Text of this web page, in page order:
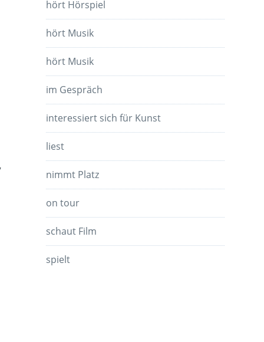
hört Hörspiel
hört Musik
hört Musik
im Gespräch
interessiert sich für Kunst
liest
nimmt Platz
on tour
schaut Film
spielt